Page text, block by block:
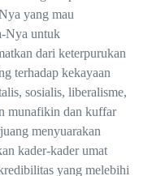
yang mau
Nya untuk
dari keterpurukan
terhadap kekayaan
sosialis, liberalisme,
munafikin dan kuffar
menyuarakan
kader-kader umat
yang melebihi